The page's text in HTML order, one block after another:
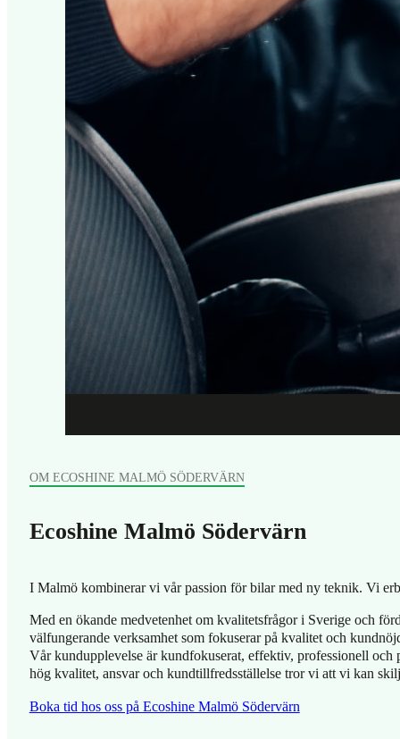
Ecoshine Malmö Södervärn
OM ECOSHINE MALMÖ SÖDERVÄRN
I Malmö kombinerar vi vår passion för bilar med ny teknik. Vi
Med en ökande medvetenhet om kvalitetsfrågor i Sverige och
välfungerande verksamhet som fokuserar på kvalitet och
Vår kundupplevelse är kundfokuserat, effektiv, professionell
hög kvalitet, ansvar och kundtillfredsställelse tror vi att vi kan
Boka tid hos oss på Ecoshine Malmö Södervärn